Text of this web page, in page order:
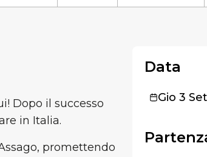
Dopo il successo
in Italia.
promettendo
Data
Gio 3